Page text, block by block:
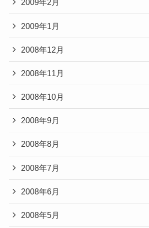
2009年2月
2009年1月
2008年12月
2008年11月
2008年10月
2008年9月
2008年8月
2008年7月
2008年6月
2008年5月